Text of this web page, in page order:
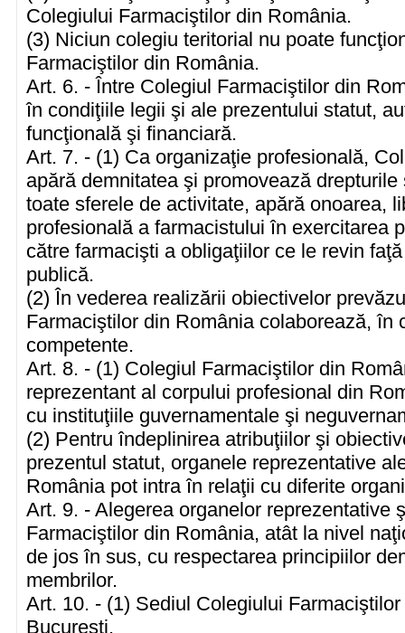
Colegiului Farmaciştilor din România.
(3) Niciun colegiu teritorial nu poate
Farmaciştilor din România.
Art. 6. - Între Colegiul Farmaciştilor din
în condiţiile legii şi ale prezentului statut,
funcţională şi financiară.
Art. 7. - (1) Ca organizaţie profesională,
apără demnitatea şi promovează
toate sferele de activitate, apără onoarea,
profesională a farmacistului în exercitarea
către farmacişti a obligaţiilor ce le revin
publică.
(2) În vederea realizării obiectivelor
Farmaciştilor din România colaborează, în
competente.
Art. 8. - (1) Colegiul Farmaciştilor din
reprezentant al corpului profesional din
cu instituţiile guvernamentale şi
(2) Pentru îndeplinirea atribuţiilor şi
prezentul statut, organele reprezentative
România pot intra în relaţii cu diferite
Art. 9. - Alegerea organelor reprezentative
Farmaciştilor din România, atât la nivel
de jos în sus, cu respectarea principiilor
membrilor.
Art. 10. - (1) Sediul Colegiului
Bucureşti.